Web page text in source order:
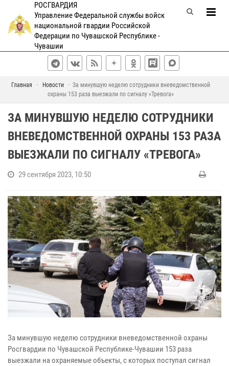
РОСГВАРДИЯ
Управление Федеральной службы войск
национальной гвардии Российской
Федерации по Чувашской Республике -
Чувашии
Главная Новости
За минувшую неделю сотрудники вневедомственной
охраны 153 раза выезжали по сигналу «Тревога»
ЗА МИНУВШУЮ НЕДЕЛЮ СОТРУДНИКИ
ВНЕВЕДОМСТВЕННОЙ ОХРАНЫ 153 РАЗА
ВЫЕЗЖАЛИ ПО СИГНАЛУ «ТРЕВОГА»
29 сентября 2023, 10:50
За минувшую неделю сотрудники вневедомственной охраны
Росгвардии по Чувашской Республике-Чувашии 153 раза
выезжали на охраняемые объекты, с которых поступал сигнал